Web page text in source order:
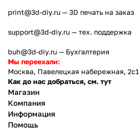
print@3d-diy.ru — 3D печать на заказ
support@3d-diy.ru — тех. поддержка
buh@3d-diy.ru — Бухгалтерия
Мы переехали:
Москва, Павелецкая набережная, 2с1
Как до нас добраться, см. тут
Магазин
Компания
Информация
Помощь